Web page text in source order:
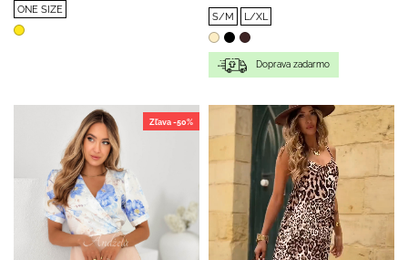
ONE SIZE
S/M L/XL
Doprava zadarmo
Zľava -50%